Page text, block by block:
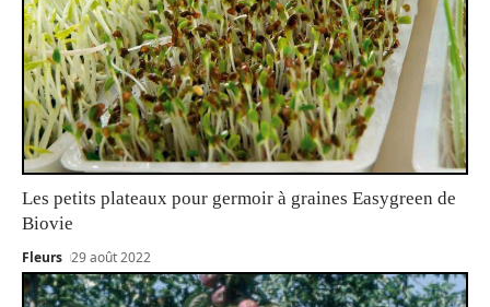
Les petits plateaux pour germoir à graines Easygreen de
Biovie
Fleurs 29 août 2022